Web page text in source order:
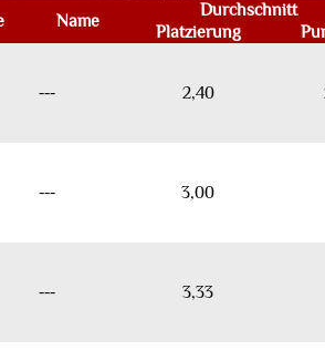
Name
Durchschnitt
Platzierung
--- 2,40
--- 3,00
--- 3,33